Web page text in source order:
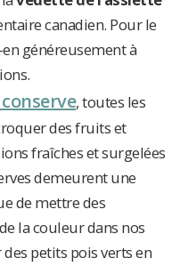
canadien. Pour le
généreusement à
, toutes les
des fruits et
fraîches et surgelées
demeurent une
de mettre des
la couleur dans nos
petits pois verts en